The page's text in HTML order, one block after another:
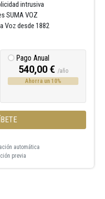
intrusiva
SUMA VOZ
Voz desde 1882
Pago Anual
540,00 € /año
Ahorra un 10%
automática
previa